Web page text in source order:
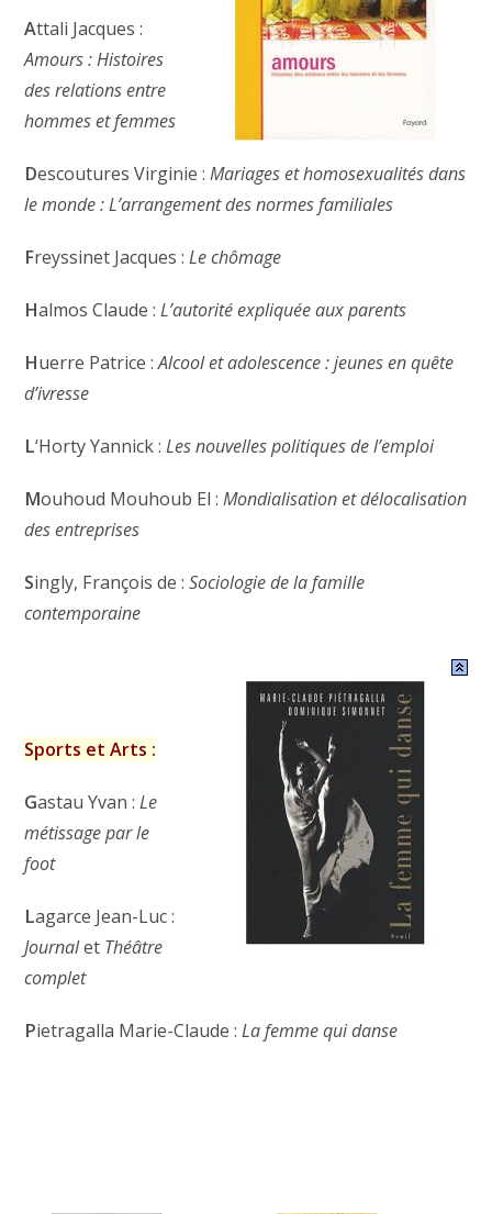
Attali Jacques :
Amours : Histoires
des relations entre
hommes et femmes
Descoutures Virginie :Mariages et homosexualités dans
le monde : L’arrangement des normes familiales
Freyssinet Jacques :Le chômage
Halmos Claude :L’autorité expliquée aux parents
Huerre Patrice :Alcool et adolescence : jeunes en quête
d’ivresse
L‘Horty Yannick :Les nouvelles politiques de l’emploi
Mouhoud Mouhoub El :Mondialisation et délocalisation
des entreprises
Singly, François de :Sociologie de la famille
contemporaine
Sports et Arts :
Gastau Yvan :Le
métissage par le
foot
Lagarce Jean-Luc :
Journalet Théâtre
complet
Pietragalla Marie-Claude :La femme qui danse